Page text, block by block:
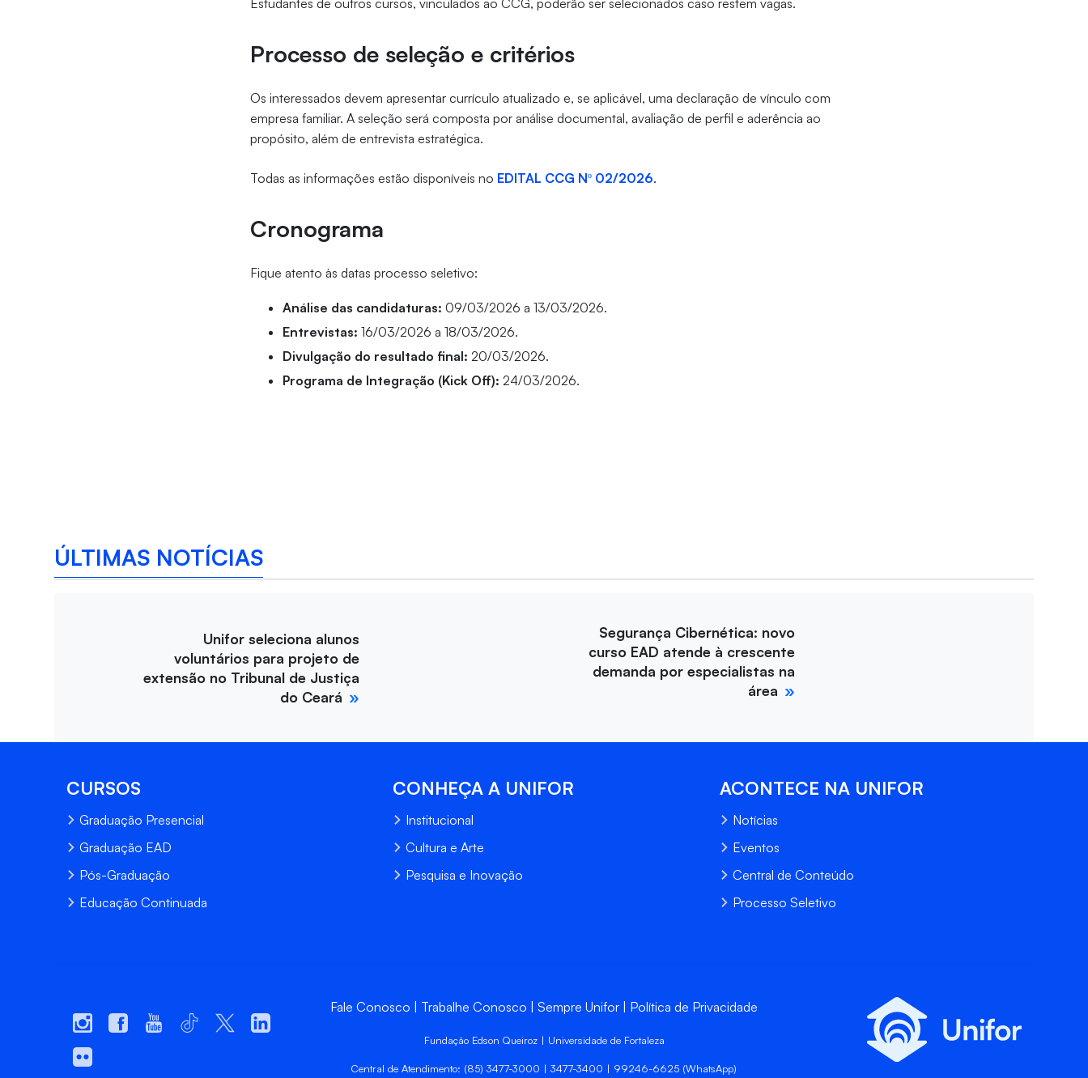
Estudantes de outros cursos, vinculados ao CCG, poderão ser selecionados caso restem vagas.
Processo de seleção e critérios
Os interessados devem apresentar currículo atualizado e, se aplicável, uma declaração de vínculo com
empresa familiar. A seleção será composta por análise documental, avaliação de perfil e aderência ao
propósito, além de entrevista estratégica.
Todas as informações estão disponíveis no EDITAL CCG Nº 02/2026.
Cronograma
Fique atento às datas processo seletivo:
Análise das candidaturas:09/03/2026 a 13/03/2026.
Entrevistas:16/03/2026 a 18/03/2026.
Divulgação do resultado final:20/03/2026.
Programa de Integração (Kick Off):24/03/2026.
ÚLTIMAS NOTÍCIAS
Unifor seleciona alunos
voluntários para projeto de
extensão no Tribunal de Justiça
do Ceará
Segurança Cibernética: novo
curso EAD atende à crescente
demanda por especialistas na
área
CURSOS
Graduação Presencial
Graduação EAD
Pós-Graduação
Educação Continuada
CONHEÇA A UNIFOR
Institucional
Cultura e Arte
Pesquisa e Inovação
ACONTECE NA UNIFOR
Notícias
Eventos
Central de Conteúdo
Processo Seletivo
Fale Conosco Trabalhe Conosco Sempre Unifor Política de Privacidade
Fundação Edson Queiroz | Universidade de Fortaleza
Central de Atendimento: (85) 3477-3000 | 3477-3400 | 99246-6625 (WhatsApp)